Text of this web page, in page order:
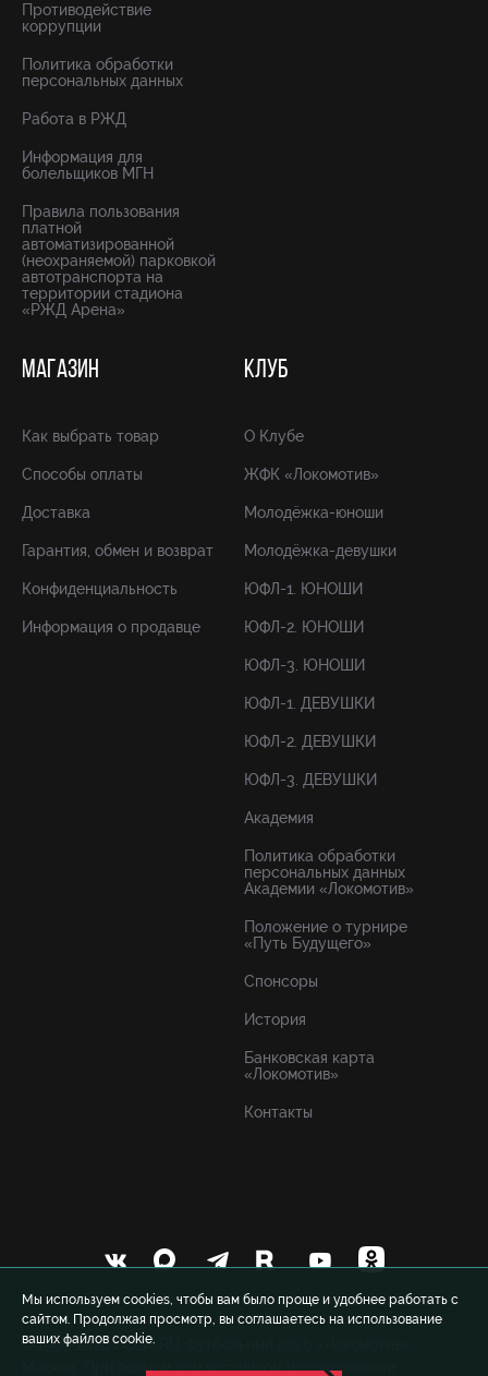
Мы используем cookies, чтобы вам было проще и удобнее работать с
сайтом. Продолжая просмотр, вы соглашаетесь на использование
ваших файлов cookie.
Противодействие
коррупции
Политика обработки
персональных данных
Работа в РЖД
Информация для
болельщиков МГН
Правила пользования
платной
автоматизированной
(неохраняемой) парковкой
автотранспорта на
территории стадиона
«РЖД Арена»
МАГАЗИН
Как выбрать товар
Способы оплаты
Доставка
Гарантия, обмен и возврат
Конфиденциальность
Информация о продавце
КЛУБ
О Клубе
ЖФК «Локомотив»
Молодёжка-юноши
Молодёжка-девушки
ЮФЛ-1. ЮНОШИ
ЮФЛ-2. ЮНОШИ
ЮФЛ-3. ЮНОШИ
ЮФЛ-1. ДЕВУШКИ
ЮФЛ-2. ДЕВУШКИ
ЮФЛ-3. ДЕВУШКИ
Академия
Политика обработки
персональных данных
Академии «Локомотив»
Положение о турнире
«Путь Будущего»
Спонсоры
История
Банковская карта
«Локомотив»
Контакты
© 1999-2026 FCLM.RU Футбольный клуб «Локомотив»
Москва. При полном или частичном использовании